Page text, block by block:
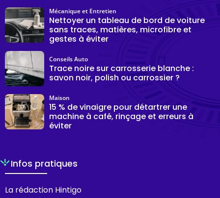
Nettoyer un tableau de bord de voiture
sans traces, matières, microfibre et
gestes à éviter
Mécanique et Entretien
Trace noire sur carrosserie blanche :
savon noir, polish ou carrossier ?
Conseils Auto
15 % de vinaigre pour détartrer une
machine à café, rinçage et erreurs à
éviter
Maison
Infos pratiques
La rédaction Hintigo